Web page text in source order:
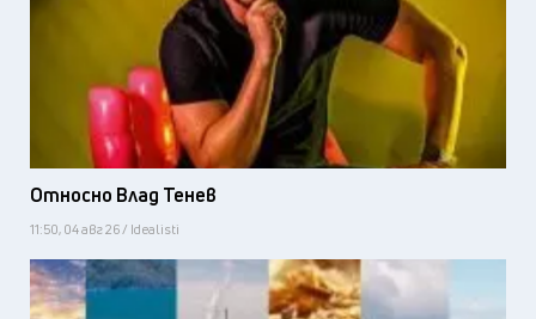
Относно Влад Тенев
11:50, 04 авг 26 / Idealisti